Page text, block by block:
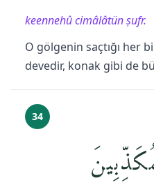
keennehû cimâlâtün ṣufr.
O gölgenin saçtığı her
devedir, konak gibi de
34